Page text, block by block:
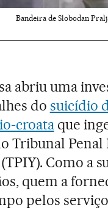
Bandeira de Slobodan
abriu uma
do suicídio
croataque
Tribunal
Como a
quem a
pelos